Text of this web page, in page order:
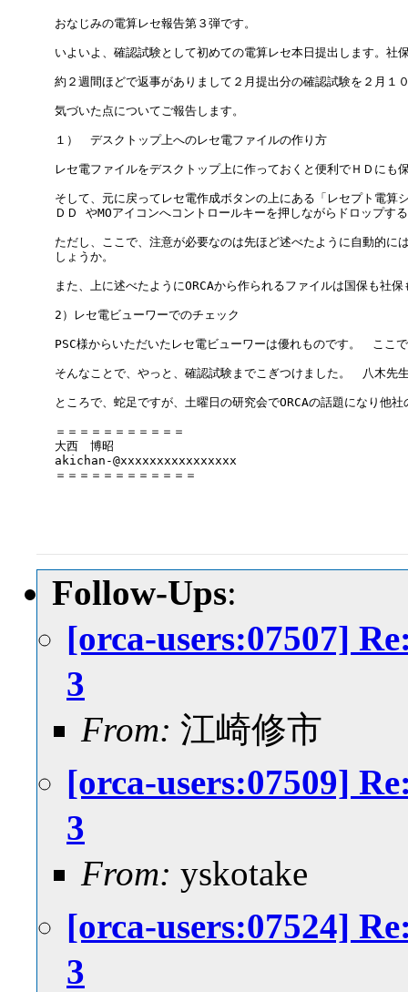
おなじみの電算レセ報告第３弾です。
いよいよ、確認試験として初めての電算レセ本日提出します。
約２週間ほどで返事がありまして２月提出分の確認試験を２月１
気づいた点についてご報告します。
１）　デスクトップ上へのレセ電ファイルの作り方
レセ電ファイルをデスクトップ上に作っておくと便利でＨＤに
そして、元に戻ってレセ電作成ボタンの上にある「レセプト電
ＤＤ やMOアイコンへコントロールキーを押しながらドロップ
ただし、ここで、注意が必要なのは先ほど述べたように自動的
しょうか。
また、上に述べたようにORCAから作られるファイルは国保も
2）レセ電ビューワーでのチェック
PSC様からいただいたレセ電ビューワーは優れものです。　こ
そんなことで、やっと、確認試験までこぎつけました。　八木
ところで、蛇足ですが、土曜日の研究会でORCAの話題になり
＝＝＝＝＝＝＝＝＝＝＝
大西　博昭
akichan-@xxxxxxxxxxxxxxxx
＝＝＝＝＝＝＝＝＝＝＝＝
Follow-Ups:
[orca-users:07507]
3
From: 江崎修市
[orca-users:07509]
3
From: yskotake
[orca-users:07524]
3